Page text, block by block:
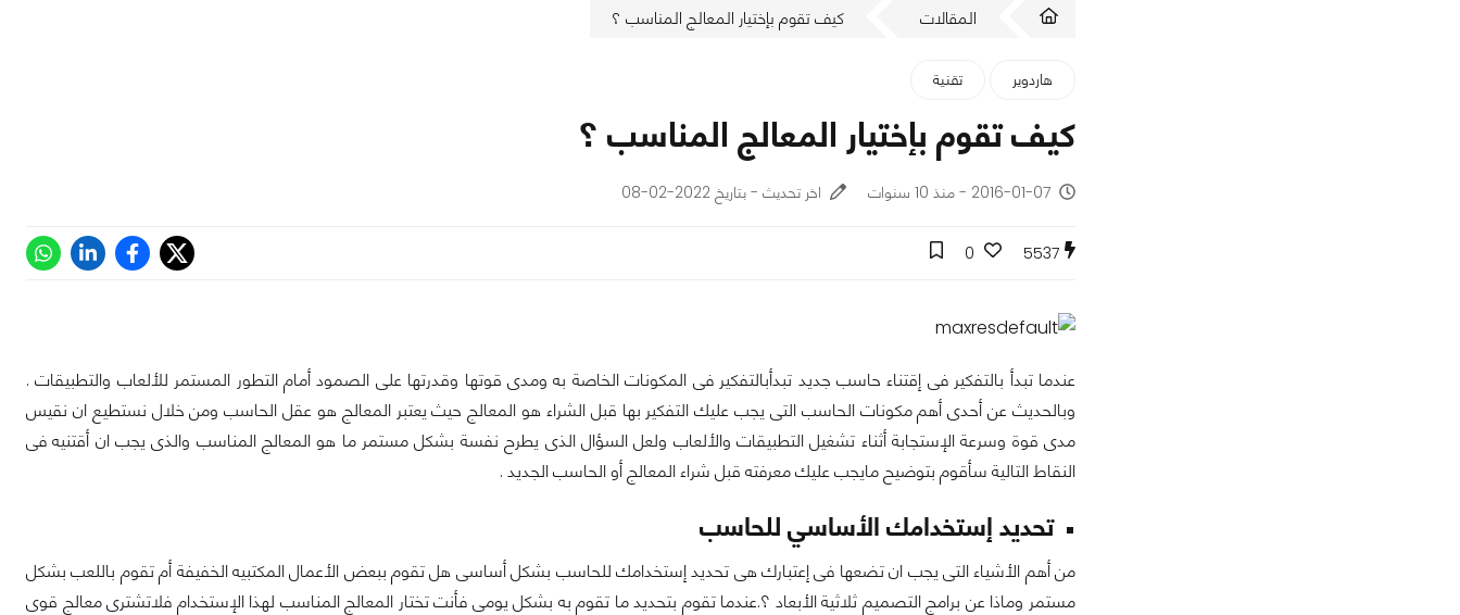
المقالات كيف تقوم بإختيار المعالج المناسب ؟
هاردوير تقنية
كيف تقوم بإختيار المعالج المناسب ؟
2016-01-07 - منذ 10 سنوات اخر تحديث - بتاريخ 2022-02-08
5537
0
عندما تبدأ بالتفكير فى إقتناء حاسب جديد تبدأبالتفكير فى المكونات الخاصة به ومدى قوتها وقدرتها على الصمود أمام التطور المستمر للألعاب والتطبيقات .
وبالحديث عن أحدى أهم مكونات الحاسب التى يجب عليك التفكير بها قبل الشراء هو المعالج حيث يعتبر المعالج هو عقل الحاسب ومن خلال نستطيع ان نقيس
مدى قوة وسرعة الإستجابة أثناء تشغيل التطبيقات والألعاب ولعل السؤال الذى يطرح نفسة بشكل مستمر ما هو المعالج المناسب والذى يجب ان أقتنيه فى
النقاط التالية سأقوم بتوضيح مايجب عليك معرفته قبل شراء المعالج أو الحاسب الجديد .
تحديد إستخدامك الأساسي للحاسب
من أهم الأشياء التى يجب ان تضعها فى إعتبارك هى تحديد إستخدامك للحاسب بشكل أساسى هل تقوم ببعض الأعمال المكتبيه الخفيفة أم تقوم باللعب بشكل
مستمر وماذا عن برامج التصميم ثلاثية الأبعاد ؟.عندما تقوم بتحديد ما تقوم به بشكل يومى فأنت تختار المعالج المناسب لهذا الإستخدام فلاتشترى معالج قوى